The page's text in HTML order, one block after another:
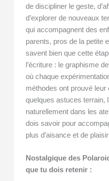
de discipliner le geste,
d’explorer de nouveaux
qui accompagnent des
parents, pros de la petite
savent bien que cette
l’écriture : le graphisme
où chaque
méthodes ont prouvé leur
quelques astuces terrain,
naturellement dans les
dois savoir pour
plus d’aisance et de
Nostalgique des
que tu dois retenir :